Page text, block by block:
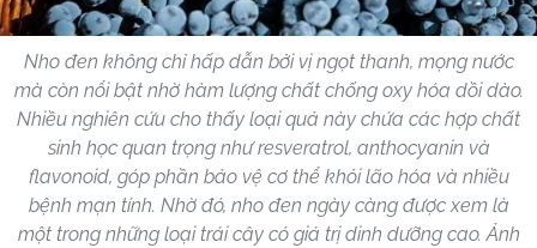
Nho đen không chỉ hấp dẫn bởi vị ngọt thanh, mọng nước
mà còn nổi bật nhờ hàm lượng chất chống oxy hóa dồi dào.
Nhiều nghiên cứu cho thấy loại quả này chứa các hợp chất
sinh học quan trọng như resveratrol, anthocyanin và
flavonoid, góp phần bảo vệ cơ thể khỏi lão hóa và nhiều
bệnh mạn tính. Nhờ đó, nho đen ngày càng được xem là
một trong những loại trái cây có giá trị dinh dưỡng cao. Ảnh